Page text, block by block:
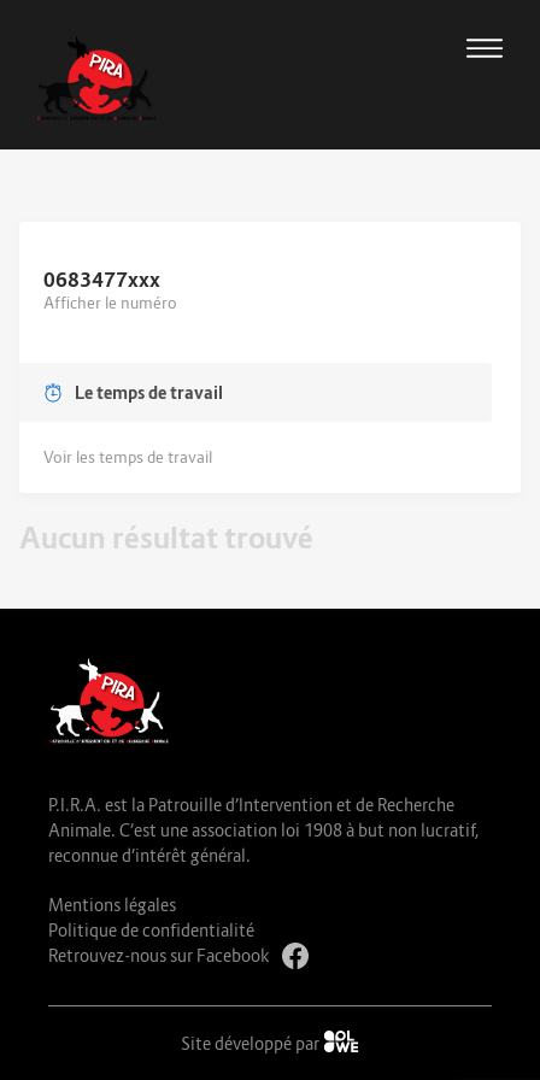
0683477xxx
Afficher le numéro
Le temps de travail
Voir les temps de travail
Aucun résultat trouvé
P.I.R.A. est la Patrouille d’Intervention et de Recherche
Animale. C’est une association loi 1908 à but non lucratif,
reconnue d’intérêt général.
Mentions légales
Politique de confidentialité
Retrouvez-nous sur Facebook
Site développé par